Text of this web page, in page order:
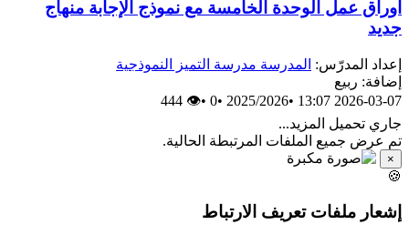
أوراق عمل الوحدة الخامسة مع نموذج الإجابة منهاج
جديد
إعداد المدرّس: المدرسة مدرسة التميز النموذجية
إضافة: ربيع
2026-03-07 13:07
•
2025/2026
•
0
•
👁 444
جاري تحميل المزيد...
تم عرض جميع الملفات المرتبطة الحالية.
×
🍪
إشعار ملفات تعريف الارتباط